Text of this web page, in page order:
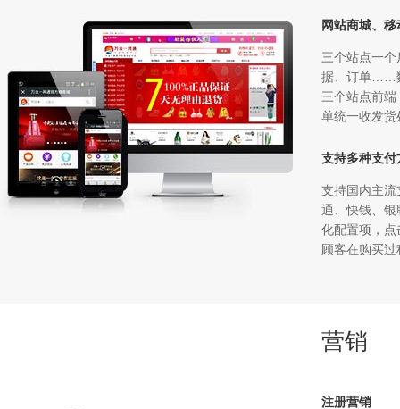
网站商城、
三个站点一
据、订单……
三个站点前
单统一收发货
支持多种支付
支持国内主
通、快钱、银
化配置项，
顾客在购买
营销
注册营销